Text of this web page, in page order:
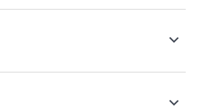
inclusief BTW en exclusief